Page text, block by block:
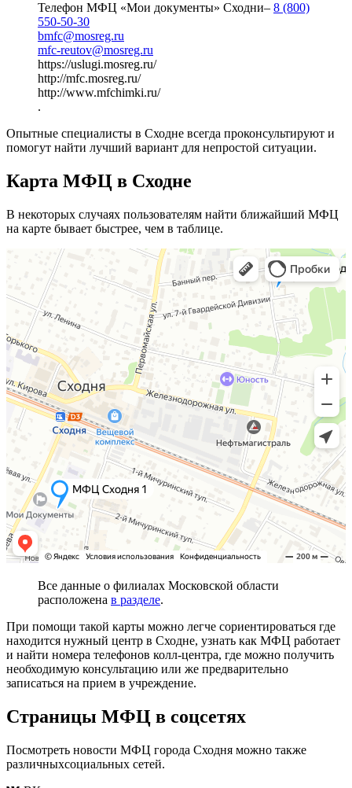
Телефон МФЦ «Мои документы» Сходни– 8 (800)
550-50-30
bmfc@mosreg.ru
mfc-reutov@mosreg.ru
https://uslugi.mosreg.ru/
http://mfc.mosreg.ru/
http://www.mfchimki.ru/
.
Опытные специалисты в Сходне всегда проконсультируют и
помогут найти лучший вариант для непростой ситуации.
Карта МФЦ в Сходне
В некоторых случаях пользователям найти ближайший МФЦ
на карте бывает быстрее, чем в таблице.
Все данные о филиалах Московской области
расположена в разделе.
При помощи такой карты можно легче сориентироваться где
находится нужный центр в Сходне, узнать как МФЦ работает
и найти номера телефонов колл-центра, где можно получить
необходимую консультацию или же предварительно
записаться на прием в учреждение.
Страницы МФЦ в соцсетях
Посмотреть новости МФЦ города Сходня можно также
различныхсоциальных сетей.